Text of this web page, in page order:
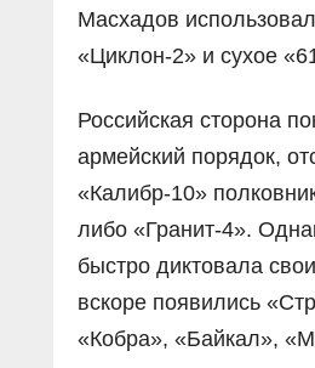
Масхадов
«Циклон-2» и сухое
Российская сторона
армейский порядок,
«Калибр-10»
либо «Гранит-4».
быстро диктовала
вскоре появились
«Кобра», «Байкал»,